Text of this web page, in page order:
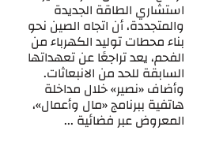
استشاري الطاقة الجديدة
والمتجددة، أن اتجاه الصين نحو
بناء محطات توليد الكهرباء من
الفحم، يعد تراجعًا عن تعهداتها
السابقة للحد من الانبعاثات.
وأضاف «نصير» خلال مداخلة
هاتفية ببرنامج «مال وأعمال»،
المعروض عبر فضائية ...